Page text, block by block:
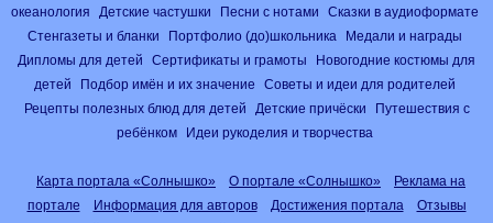
океанология
Детские частушки Песни с нотами
Сказки в аудиоформате
Стенгазеты и бланки
Портфолио (до)школьника
Медали и награды
Дипломы для детей
Сертификаты и грамоты
Новогодние костюмы для
детей
Подбор имён и их значение
Советы и идеи для родителей
Рецепты полезных блюд для детей
Детские причёски
Путешествия с
ребёнком
Идеи рукоделия и творчества
Карта портала «Солнышко» О портале «Солнышко»
Реклама на
портале
Информация для авторов Достижения портала
Отзывы